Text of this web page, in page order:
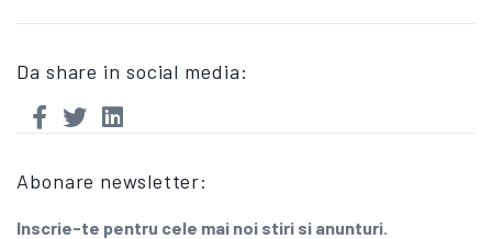
Da share in social media:
Abonare newsletter:
Inscrie-te pentru cele mai noi stiri si anunturi.